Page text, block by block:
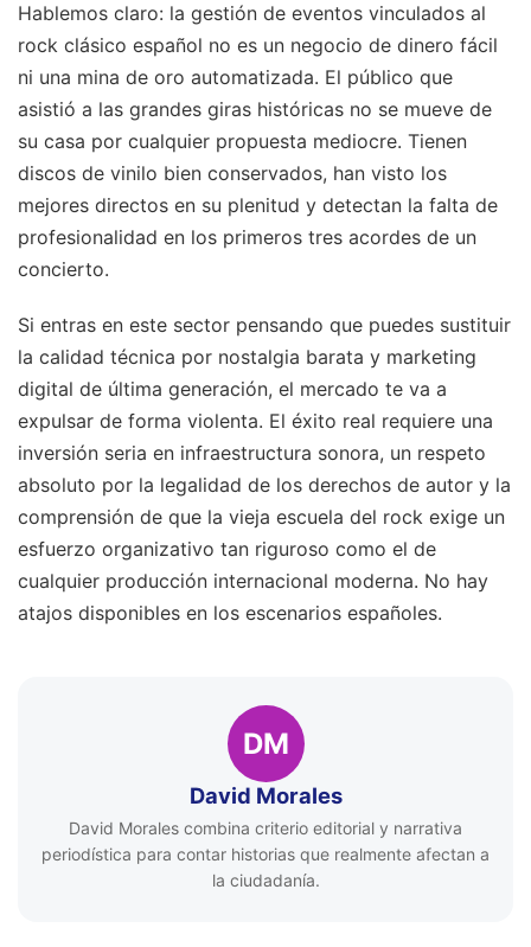
Hablemos claro: la gestión de eventos vinculados al
rock clásico español no es un negocio de dinero fácil
ni una mina de oro automatizada. El público que
asistió a las grandes giras históricas no se mueve de
su casa por cualquier propuesta mediocre. Tienen
discos de vinilo bien conservados, han visto los
mejores directos en su plenitud y detectan la falta de
profesionalidad en los primeros tres acordes de un
concierto.
Si entras en este sector pensando que puedes sustituir
la calidad técnica por nostalgia barata y marketing
digital de última generación, el mercado te va a
expulsar de forma violenta. El éxito real requiere una
inversión seria en infraestructura sonora, un respeto
absoluto por la legalidad de los derechos de autor y la
comprensión de que la vieja escuela del rock exige un
esfuerzo organizativo tan riguroso como el de
cualquier producción internacional moderna. No hay
atajos disponibles en los escenarios españoles.
DM
David Morales
David Morales combina criterio editorial y narrativa
periodística para contar historias que realmente afectan a
la ciudadanía.